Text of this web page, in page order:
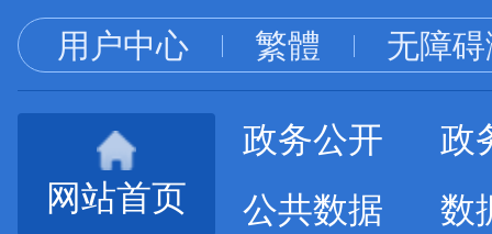
用户中心 繁體 无障
网站首页
政务公开
政
公共数据
数